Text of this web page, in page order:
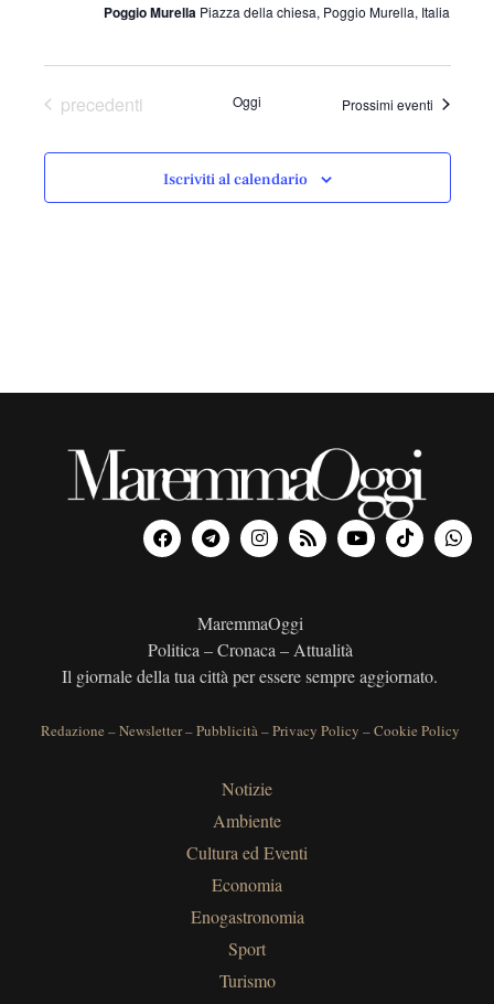
Poggio Murella Piazza della chiesa, Poggio Murella, Italia
Eventi
precedenti Oggi Prossimi eventi
Iscriviti al calendario
MaremmaOggi
Politica – Cronaca – Attualità
Il giornale della tua città per essere sempre aggiornato.
Redazione –Newsletter–Pubblicità–Privacy Policy –Cookie Policy
Notizie
Ambiente
Cultura ed Eventi
Economia
Enogastronomia
Sport
Turismo